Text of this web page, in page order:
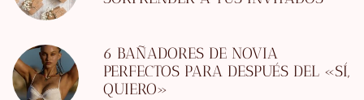
6 BAÑADORES DE NOVIA
PERFECTOS PARA DESPUÉS DEL «SÍ,
QUIERO»